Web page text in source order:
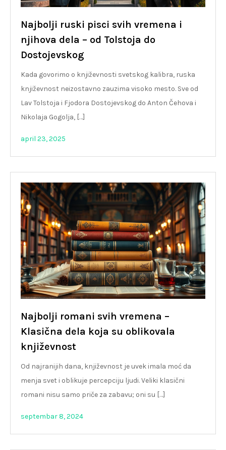
Najbolji ruski pisci svih vremena i
njihova dela – od Tolstoja do
Dostojevskog
Kada govorimo o književnosti svetskog kalibra, ruska
književnost neizostavno zauzima visoko mesto. Sve od
Lav Tolstoja i Fjodora Dostojevskog do Anton Čehova i
Nikolaja Gogolja, […]
april 23, 2025
Najbolji romani svih vremena –
Klasična dela koja su oblikovala
književnost
Od najranijih dana, književnost je uvek imala moć da
menja svet i oblikuje percepciju ljudi. Veliki klasični
romani nisu samo priče za zabavu; oni su […]
septembar 8, 2024